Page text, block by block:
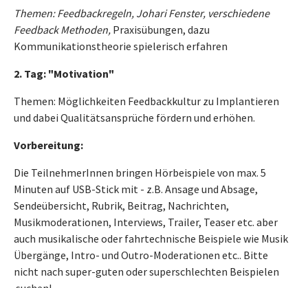
Themen: Feedbackregeln, Johari Fenster, verschiedene
Feedback Methoden, Praxisübungen, dazu
Kommunikationstheorie spielerisch erfahren
2. Tag: "Motivation"
Themen: Möglichkeiten Feedbackkultur zu Implantieren
und dabei Qualitätsansprüche fördern und erhöhen.
Vorbereitung:
Die TeilnehmerInnen bringen Hörbeispiele von max. 5
Minuten auf USB-Stick mit - z.B. Ansage und Absage,
Sendeübersicht, Rubrik, Beitrag, Nachrichten,
Musikmoderationen, Interviews, Trailer, Teaser etc. aber
auch musikalische oder fahrtechnische Beispiele wie Musik
Übergänge, Intro- und Outro-Moderationen etc.. Bitte
nicht nach super-guten oder superschlechten Beispielen